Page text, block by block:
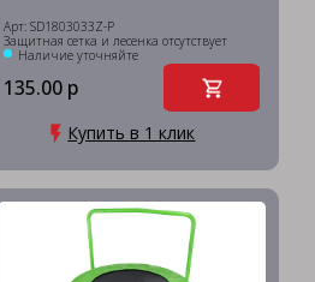
Арт: SD1803033Z-P
Защитная сетка и лесенка отсутствует
Наличие уточняйте
135.00 р
Купить в 1 клик